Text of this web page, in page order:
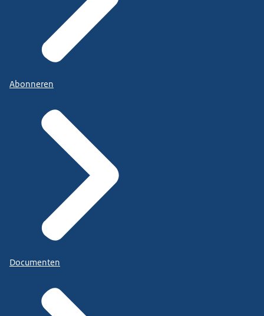
Abonneren
Documenten